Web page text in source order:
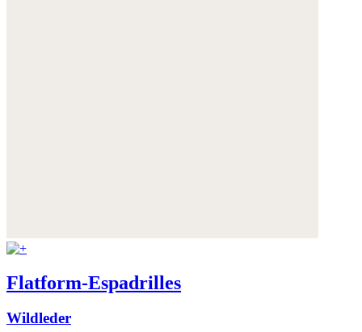
Flatform-Espadrilles
Wildleder